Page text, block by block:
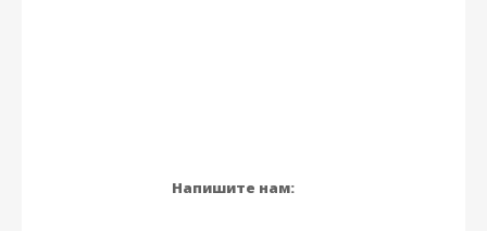
Напишите нам: